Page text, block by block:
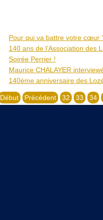
Pour qui va battre votre cœur
140 ans de l’Association des
Soirée Perrier !
Maurice CHALAYER
140ème anniversaire des
Début Précédent 32 33 34